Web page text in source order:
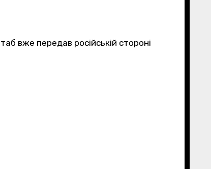
вже передав російській стороні